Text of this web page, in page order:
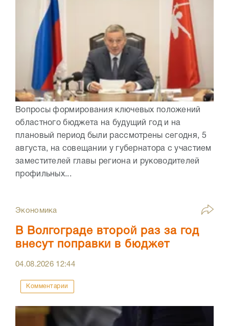
Вопросы формирования ключевых положений
областного бюджета на будущий год и на
плановый период были рассмотрены сегодня, 5
августа, на совещании у губернатора с участием
заместителей главы региона и руководителей
профильных...
Экономика
В Волгограде второй раз за год
внесут поправки в бюджет
04.08.2026 12:44
Комментарии